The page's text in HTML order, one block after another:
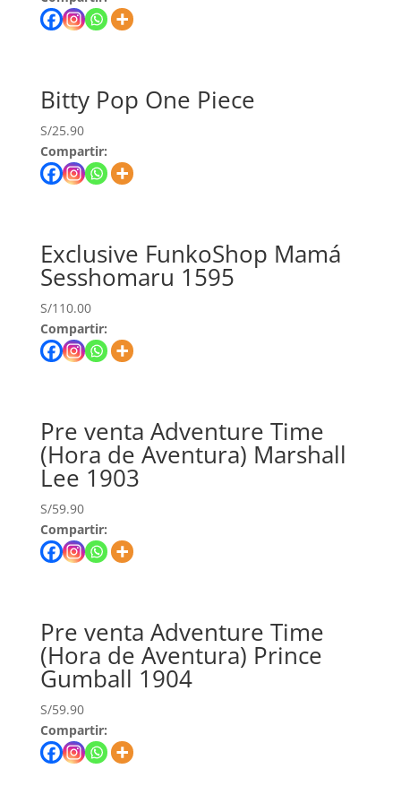
Bitty Pop One Piece
S/25.90
Compartir:
Exclusive FunkoShop Mamá
Sesshomaru 1595
S/110.00
Compartir:
Pre venta Adventure Time
(Hora de Aventura) Marshall
Lee 1903
S/59.90
Compartir:
Pre venta Adventure Time
(Hora de Aventura) Prince
Gumball 1904
S/59.90
Compartir: